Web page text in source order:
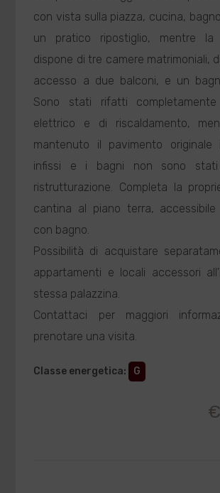
con vista sulla piazza, cucina,
un pratico ripostiglio, mentre
dispone di tre camere matrimoniali,
accesso a due balconi, e un
Sono stati rifatti
elettrico e di riscaldamento,
mantenuto il pavimento
infissi e i bagni non sono
ristrutturazione. Completa la
cantina al piano terra,
con bagno.
Possibilità di acquistare
appartamenti e locali accessori
stessa palazzina.
Contattaci per maggiori
prenotare una visita.
Classe energetica: G